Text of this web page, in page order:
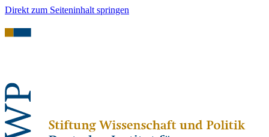
Direkt zum Seiteninhalt springen